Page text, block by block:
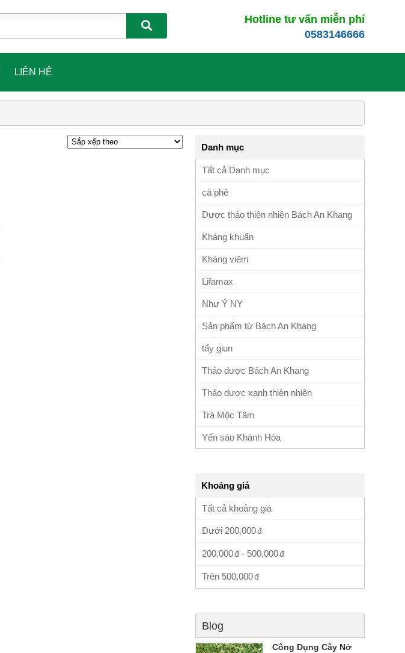
Hotline tư vấn miễn phí
0583146666
LIÊN HỆ
Danh mục
Tất cả Danh mục
cà phê
Dược thảo thiên nhiên Bách An Khang
Kháng khuẩn
Kháng viêm
Lifamax
Như Ý NY
Sản phẩm từ Bách An Khang
tẩy giun
Thảo dược Bách An Khang
Thảo dược xanh thiên nhiên
Trà Mộc Tâm
Yến sào Khánh Hòa
Khoảng giá
Tất cả khoảng giá
Dưới 200,000
200,000 - 500,000
Trên 500,000
Blog
Công Dụng Cây Nở